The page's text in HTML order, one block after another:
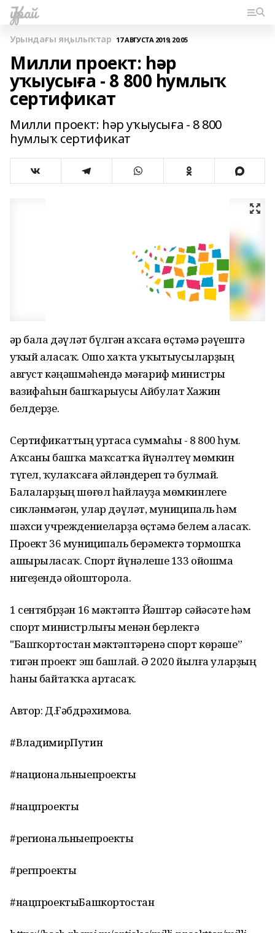
Ҡурай
Урындағы яңылыҡтар 17 АВГУСТА 2019, 20:05
Милли проект: һәр
уҡыусыға - 8 800 һумлыҡ
сертификат
Милли проект: һәр уҡыусыға - 8 800
һумлыҡ сертификат
Һәр бала дәүләт бүлгән аҡсаға өҫтәмә рәүештә
уҡый аласаҡ. Ошо хаҡта уҡытыусыларҙың
август кәңәшмәһендә мәғариф министры
вазифаһын башҡарыусы Айбулат Хажин
белдерҙе.
Сертификаттың уртаса суммаһы - 8 800 һум.
Аҡсаны башҡа маҡсатҡа йүнәлтеү мөмкин
түгел, ҡулаҡсаға әйләндереп тә булмай.
Балаларҙың шөғөл һайлауҙа мөмкинлеге
сикләнмәгән, улар дәүләт, муниципаль һәм
шәхси учреждениеларҙа өҫтәмә белем аласаҡ.
Проект 36 муниципаль берәмектә тормошҡа
ашырыласаҡ. Спорт йүнәлеше 133 ойошма
нигеҙендә ойошторола.
1 сентябрҙән 16 мәктәптә Йәштәр сәйәсәте һәм
спорт министрлығы менән берлектә
"Башҡортостан мәктәптәренә спорт көрәше”
тигән проект эш башлай. Ә 2020 йылға уларҙың
һаны байтаҡҡа артасаҡ.
Автор: Д.Ғәбдрәхимова.
#ВладимирПутин
#национальныепроекты
#нацпроекты
#региональныепроекты
#регпроекты
#нацпроектыБашкортостан